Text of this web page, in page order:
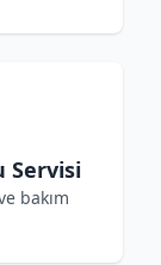
Servisi
bakım